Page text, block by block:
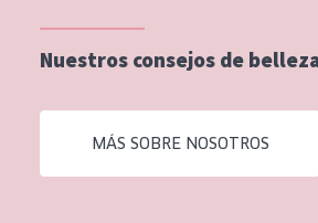
Piel menopáusica
EDAD
Nuestros consejos de
MÁS SOBRE NOSOTROS